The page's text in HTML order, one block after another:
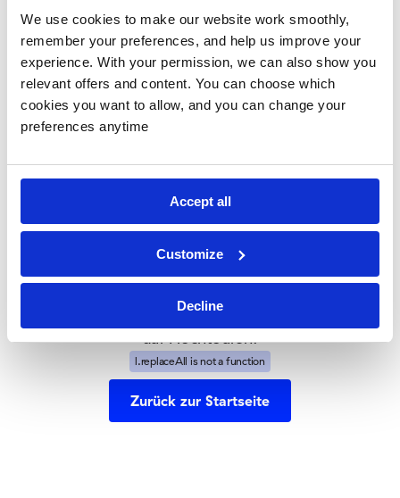
We use cookies to make our website work smoothly,
remember your preferences, and help us improve your
experience. With your permission, we can also show you
relevant offers and content. You can choose which
cookies you want to allow, and you can change your
preferences anytime
Accept all
Customize
Decline
Ups!
Sie haben eine
falsche
Abzweigung
genommen
Es sieht so aus, als hätten Sie eine Seite gefunden,
die in den Urlaub gegangen ist.
Aber keine Sorge—unsere Website läuft weiterhin
auf Hochtouren!
l.replaceAll is not a function
Zurück zur Startseite